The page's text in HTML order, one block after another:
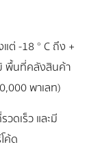
ต่ -18 ° C ถึง +
พื้นที่คลังสินค้า
พาเลท)
ดเร็ว และมี
ค้ด